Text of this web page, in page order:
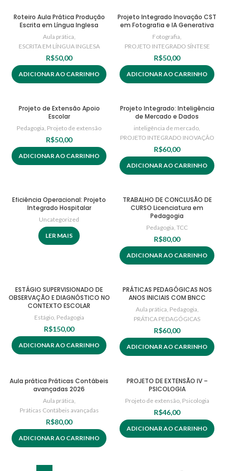
Roteiro Aula Prática Produção
Escrita em Língua Inglesa
Aula prática,
ESCRITA EM LÍNGUA INGLESA
R$50,00
ADICIONAR AO CARRINHO
Projeto Integrado Inovação CST
em Fotografia e IA Generativa
Fotografia,
PROJETO INTEGRADO SÍNTESE
R$50,00
ADICIONAR AO CARRINHO
Projeto de Extensão Apoio
Escolar
Pedagogia, Projeto de extensão
R$50,00
ADICIONAR AO CARRINHO
Projeto Integrado: Inteligência
de Mercado e Dados
inteligência de mercado,
PROJETO INTEGRADO INOVAÇÃO
R$60,00
ADICIONAR AO CARRINHO
Eficiência Operacional: Projeto
Integrado Hospitalar
Uncategorized
LER MAIS
TRABALHO DE CONCLUSÃO DE
CURSO Licenciatura em
Pedagogia
Pedagogia, TCC
R$80,00
ADICIONAR AO CARRINHO
ESTÁGIO SUPERVISIONADO DE
OBSERVAÇÃO E DIAGNÓSTICO NO
CONTEXTO ESCOLAR
Estágio, Pedagogia
R$150,00
ADICIONAR AO CARRINHO
PRÁTICAS PEDAGÓGICAS NOS
ANOS INICIAIS COM BNCC
Aula prática, Pedagogia,
PRÁTICA PEDAGÓGICAS
R$60,00
ADICIONAR AO CARRINHO
Aula prática Práticas Contábeis
avançadas 2026
Aula prática,
Práticas Contábeis avançadas
R$80,00
ADICIONAR AO CARRINHO
PROJETO DE EXTENSÃO IV –
PSICOLOGIA
Projeto de extensão, Psicologia
R$46,00
ADICIONAR AO CARRINHO